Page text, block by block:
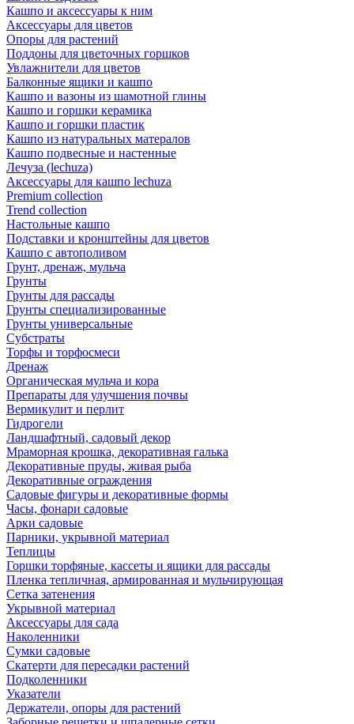
Кашпо и аксессуары к ним
Аксессуары для цветов
Опоры для растений
Поддоны для цветочных горшков
Увлажнители для цветов
Балконные ящики и кашпо
Кашпо и вазоны из шамотной глины
Кашпо и горшки керамика
Кашпо и горшки пластик
Кашпо из натуральных матералов
Кашпо подвесные и настенные
Лечуза (lechuza)
Аксессуары для кашпо lechuza
Premium collection
Trend collection
Настольные кашпо
Подставки и кронштейны для цветов
Кашпо с автополивом
Грунт, дренаж, мульча
Грунты
Грунты для рассады
Грунты специализированные
Грунты универсальные
Субстраты
Торфы и торфосмеси
Дренаж
Органическая мульча и кора
Препараты для улучшения почвы
Вермикулит и перлит
Гидрогели
Ландшафтный, садовый декор
Мраморная крошка, декоративная галька
Декоративные пруды, живая рыба
Декоративные ограждения
Садовые фигуры и декоративные формы
Часы, фонари садовые
Арки садовые
Парники, укрывной материал
Теплицы
Горшки торфяные, кассеты и ящики для рассады
Пленка тепличная, армированная и мульчирующая
Сетка затенения
Укрывной материал
Аксессуары для сада
Наколенники
Сумки садовые
Скатерти для пересадки растений
Подколенники
Указатели
Держатели, опоры для растений